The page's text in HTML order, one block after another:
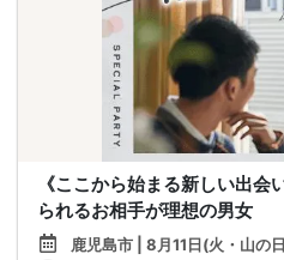
《ここから始まる新しい出
られるお相手が理想の男女
鹿児島市 | 8月11日(火・山の